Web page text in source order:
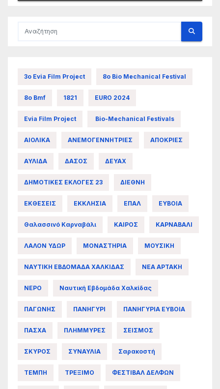
3ο Evia Film Project 8ο Bio Mechanical Festival
8ο Bmf 1821 EURO 2024
Evia Film Project Bio-Mechanical Festivals
ΑΙΟΛΙΚΑ ΑΝΕΜΟΓΕΝΝΗΤΡΙΕΣ ΑΠΟΚΡΙΕΣ
ΑΥΛΙΔΑ ΔΑΣΟΣ ΔΕΥΑΧ
ΔΗΜΟΤΙΚΕΣ ΕΚΛΟΓΕΣ 23 ΔΙΕΘΝΗ
ΕΚΘΕΣΕΙΣ ΕΚΚΛΗΣΙΑ ΕΠΑΛ ΕΥΒΟΙΑ
Θαλασσινό Καρναβάλι ΚΑΙΡΟΣ ΚΑΡΝΑΒΑΛΙ
ΛΑΛΟΝ ΥΔΩΡ ΜΟΝΑΣΤΗΡΙΑ ΜΟΥΣΙΚΗ
ΝΑΥΤΙΚΗ ΕΒΔΟΜΑΔΑ ΧΑΛΚΙΔΑΣ ΝΕΑ ΑΡΤΑΚΗ
ΝΕΡΟ Ναυτική Εβδομάδα Χαλκίδας
ΠΑΓΩΝΗΣ ΠΑΝΗΓΥΡΙ ΠΑΝΗΓΥΡΙΑ ΕΥΒΟΙΑ
ΠΑΣΧΑ ΠΛΗΜΜΥΡΕΣ ΣΕΙΣΜΟΣ
ΣΚΥΡΟΣ ΣΥΝΑΥΛΙΑ Σαρακοστή
ΤΕΜΠΗ ΤΡΕΞΙΜΟ ΦΕΣΤΙΒΑΛ ΔΕΛΦΩΝ